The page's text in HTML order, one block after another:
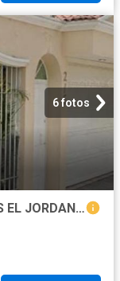
6 fotos
VENTA DE CASA EN CALLE MORELOS EL JORDAN PUENTE GRANDE JALISCO